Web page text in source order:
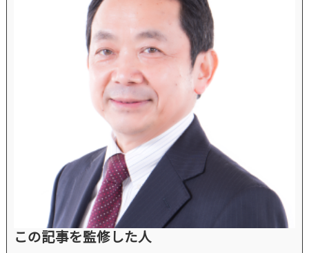
この記事を監修した人